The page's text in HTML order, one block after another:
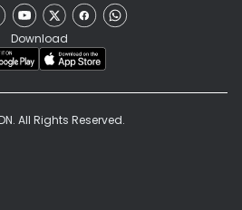
Download
All Rights Reserved.